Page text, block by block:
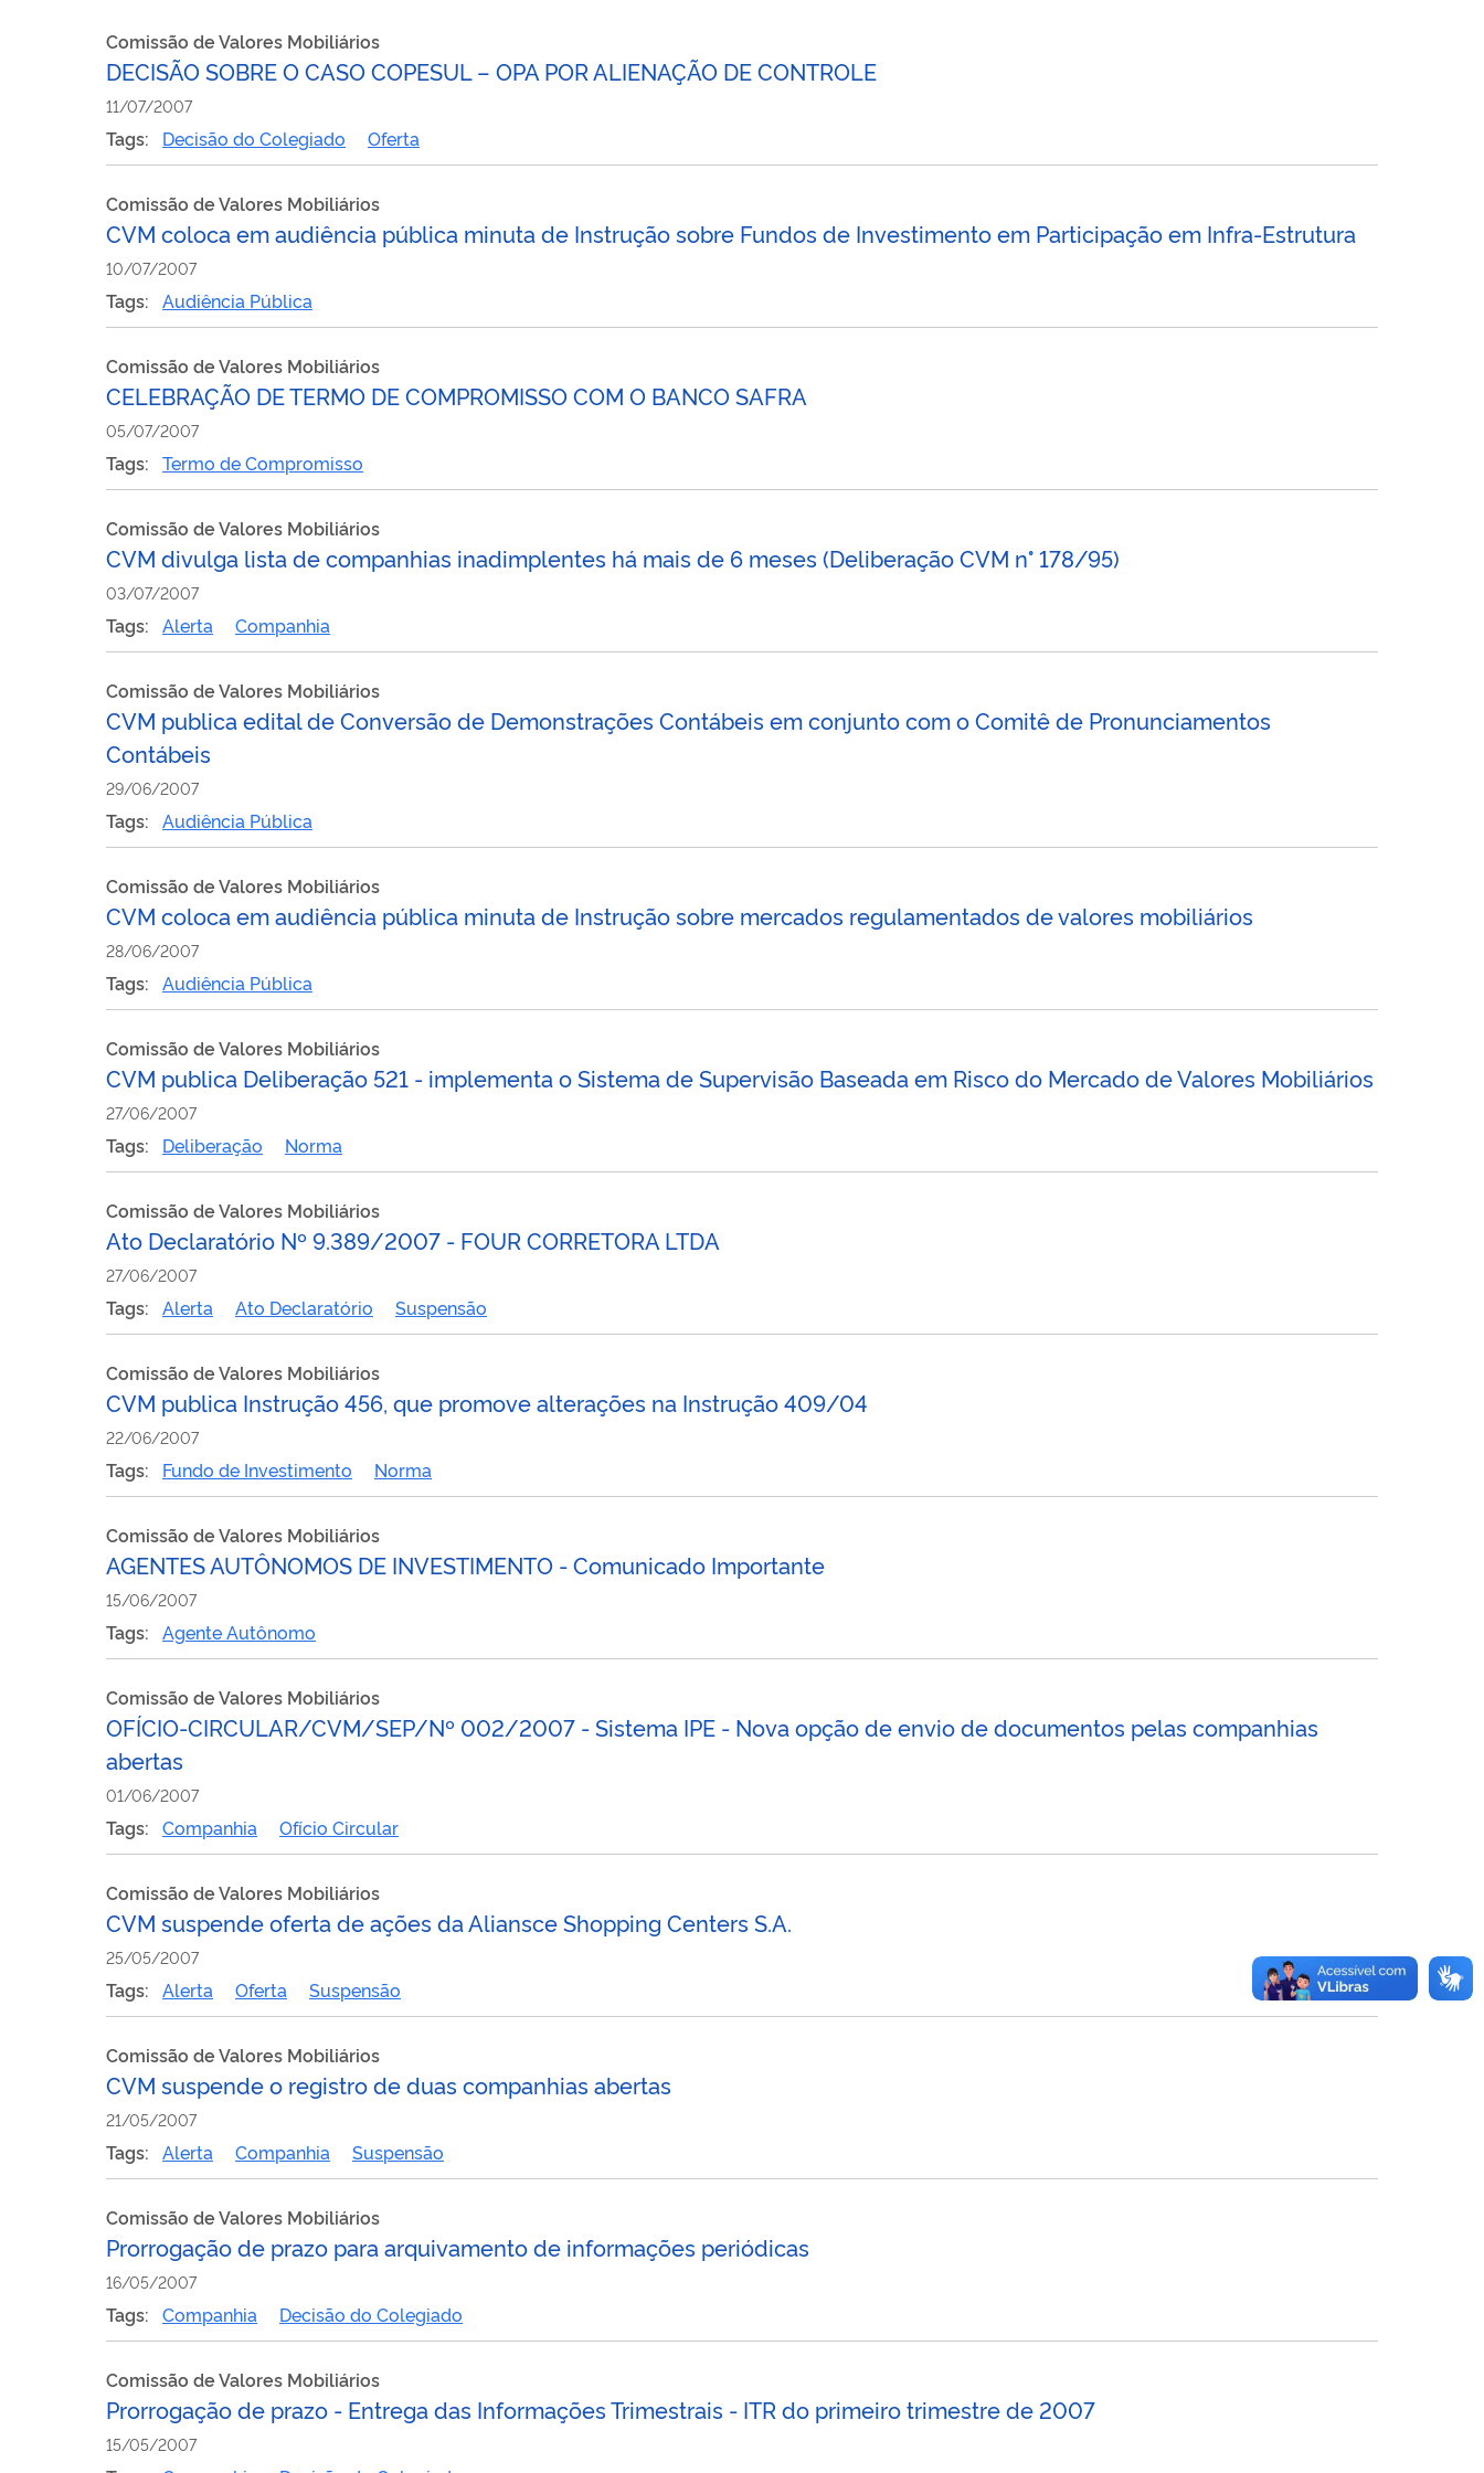
Comissão de Valores Mobiliários
DECISÃO SOBRE O CASO COPESUL – OPA POR ALIENAÇÃO DE CONTROLE
11/07/2007
Tags: Decisão do Colegiado Oferta
Comissão de Valores Mobiliários
CVM coloca em audiência pública minuta de Instrução sobre Fundos de Investimento em Participação em Infra-Estrutura
10/07/2007
Tags: Audiência Pública
Comissão de Valores Mobiliários
CELEBRAÇÃO DE TERMO DE COMPROMISSO COM O BANCO SAFRA
05/07/2007
Tags: Termo de Compromisso
Comissão de Valores Mobiliários
CVM divulga lista de companhias inadimplentes há mais de 6 meses (Deliberação CVM n° 178/95)
03/07/2007
Tags: Alerta Companhia
Comissão de Valores Mobiliários
CVM publica edital de Conversão de Demonstrações Contábeis em conjunto com o Comitê de Pronunciamentos
Contábeis
29/06/2007
Tags: Audiência Pública
Comissão de Valores Mobiliários
CVM coloca em audiência pública minuta de Instrução sobre mercados regulamentados de valores mobiliários
28/06/2007
Tags: Audiência Pública
Comissão de Valores Mobiliários
CVM publica Deliberação 521 - implementa o Sistema de Supervisão Baseada em Risco do Mercado de Valores Mobiliários
27/06/2007
Tags: Deliberação Norma
Comissão de Valores Mobiliários
Ato Declaratório Nº 9.389/2007 - FOUR CORRETORA LTDA
27/06/2007
Tags: Alerta Ato Declaratório Suspensão
Comissão de Valores Mobiliários
CVM publica Instrução 456, que promove alterações na Instrução 409/04
22/06/2007
Tags: Fundo de Investimento Norma
Comissão de Valores Mobiliários
AGENTES AUTÔNOMOS DE INVESTIMENTO - Comunicado Importante
15/06/2007
Tags: Agente Autônomo
Comissão de Valores Mobiliários
OFÍCIO-CIRCULAR/CVM/SEP/Nº 002/2007 - Sistema IPE - Nova opção de envio de documentos pelas companhias
abertas
01/06/2007
Tags: Companhia Ofício Circular
Comissão de Valores Mobiliários
CVM suspende oferta de ações da Aliansce Shopping Centers S.A.
25/05/2007
Tags: Alerta Oferta Suspensão
Comissão de Valores Mobiliários
CVM suspende o registro de duas companhias abertas
21/05/2007
Tags: Alerta Companhia Suspensão
Comissão de Valores Mobiliários
Prorrogação de prazo para arquivamento de informações periódicas
16/05/2007
Tags: Companhia Decisão do Colegiado
Comissão de Valores Mobiliários
Prorrogação de prazo - Entrega das Informações Trimestrais - ITR do primeiro trimestre de 2007
15/05/2007